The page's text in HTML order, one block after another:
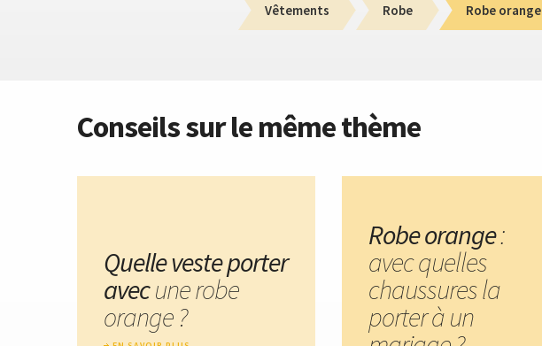
Vêtements Robe Robe orange
Conseils sur le même thème
Quelle veste porter
avecune robe
orange ?
Robe orange:
avec quelles
chaussures la
porter à un